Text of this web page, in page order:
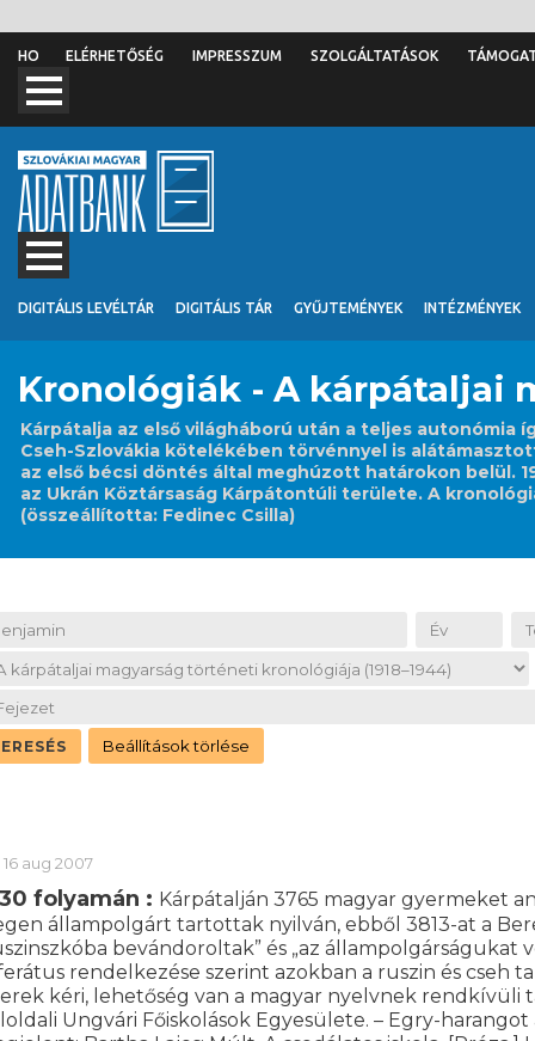
ELÉRHETŐSÉG IMPRESSZUM SZOLGÁLTATÁSOK
DIGITÁLIS LEVÉLTÁR DIGITÁLIS TÁR GYŰJTEMÉNYEK INTÉZMÉNYEK
Kronológiák - A kárpátaljai
Kárpátalja az első világháború után a teljes autonómia
Cseh-Szlovákia kötelékében törvénnyel is
az első bécsi döntés által meghúzott határokon belül.
az Ukrán Köztársaság Kárpátontúli területe. A
(összeállította: Fedinec Csilla)
16 aug 2007
folyamán : Kárpátalján 3765 magyar gyermeket
állampolgárt tartottak nyilván, ebből 3813-at a
bevándoroltak” és „az állampolgárságukat
rendelkezése szerint azokban a ruszin és cseh
kéri, lehetőség van a magyar nyelvnek rendkívüli
Ungvári Főiskolások Egyesülete. – Egry-